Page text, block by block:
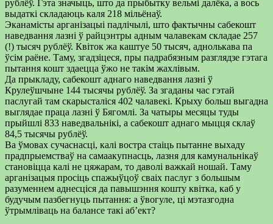
рублёў. Гэта значыць, што да прыбытку вельмі далёка, а вось
выдаткі складаюць каля 218 мільёнаў.
Эканамісты арганізацыі падлічылі, што фактычны сабекошт
наведвання лазні ў райцэнтры адным чалавекам складае 257
(!) тысяч рублёў. Квіток жа каштуе 50 тысяч, аднолькава па
ўсім раёне. Таму, згадзіцеся, пры падрабязным разглядзе гэтага
пытання кошт здаецца ўжо не такім жахлівым.
Да прыкладу, сабекошт аднаго наведвання лазні ў
Крулеўшчыне 144 тысячы рублёў. За згаданы час гэтай
паслугай там скарысталіся 402 чалавекі. Крыху больш выгадна
выглядае праца лазні ў Бягомлі. За чатыры месяцы туды
прыйшлі 833 наведвальнікі, а сабекошт аднаго мыцця склаў
84,5 тысячы рублёў.
Ва ўмовах сучаснасці, калі востра стаіць пытанне выхаду
прадпрыемстваў на самаакупнасць, лазня для камунальнікаў
становіцца калі не цяжарам, то даволі важкай ношай. Таму
арганізацыя просіць спажыўцоў сваіх паслуг з большым
разуменнем аднесціся да павышэння кошту квітка, каб у
будучым пазбегнуць пытання: а ўвогуле, ці мэтазгодна
ўтрымліваць на балансе такі аб’ект?